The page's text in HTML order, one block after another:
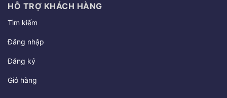
HỖ TRỢ KHÁCH HÀNG
Tìm kiếm
Đăng nhập
Đăng ký
Giỏ hàng